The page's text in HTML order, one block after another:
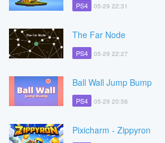
PS4 05-29 22:31
The Far Node
PS4 05-29 22:27
Ball Wall Jump Bump
PS4 05-29 20:56
Pixicharm - Zippyron